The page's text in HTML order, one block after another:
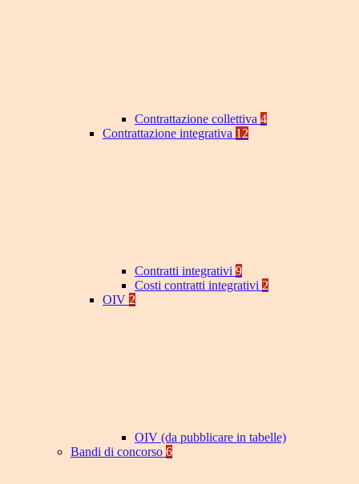
Contrattazione collettiva 4
Contrattazione integrativa 12
Contratti integrativi 9
Costi contratti integrativi 2
OIV 2
OIV (da pubblicare in tabelle)
Bandi di concorso 6